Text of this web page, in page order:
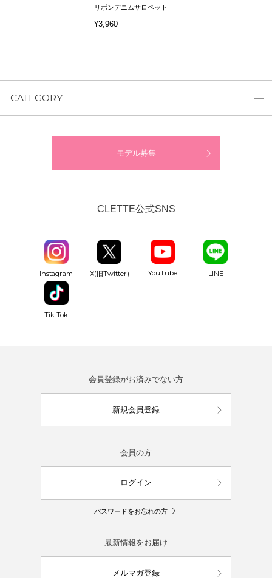
リボンデニムサロペット
¥3,960
CATEGORY
モデル募集
CLETTE公式SNS
Instagram X(旧Twitter) YouTube LINE
Tik Tok
会員登録がお済みでない方
新規会員登録
会員の方
ログイン
パスワードをお忘れの方
最新情報をお届け
メルマガ登録